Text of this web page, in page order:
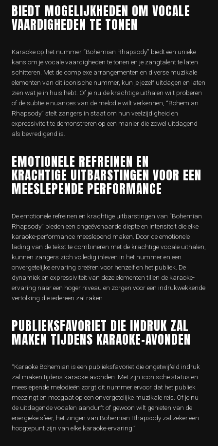
BIEDT MOGELIJKHEDEN OM VOCALE
VAARDIGHEDEN TE TONEN
Karaoke op het nummer “Bohemian Rhapsody” biedt een unieke
kans om je vocale vaardigheden te tonen en je zangtalent te laten
schitteren. Met de complexe arrangementen en diverse muzikale
elementen van dit iconische nummer, kun je jezelf uitdagen en laten
zien wat je in huis hebt. Of je nu de krachtige uithalen wilt proberen
of de subtiele nuances van de melodie wilt verkennen, “Bohemian
Rhapsody” stelt zangers in staat om hun veelzijdigheid en
expressiviteit te demonstreren op een manier die zowel uitdagend
als bevredigend is.
EMOTIONELE REFREINEN EN
KRACHTIGE UITBARSTINGEN VOOR EEN
MEESLEPENDE PERFORMANCE
De emotionele refreinen en krachtige uitbarstingen van “Bohemian
Rhapsody” bieden een ongeëvenaarde diepte en intensiteit die elke
karaoke-performance meeslepend maken. Door de emotionele
lading van de tekst te combineren met de krachtige vocale uithalen,
kunnen zangers zich volledig inleven in het nummer en een
onvergetelijke ervaring creëren voor henzelf en het publiek. De
dynamiek en expressiviteit van deze elementen tillen de karaoke-
ervaring naar een hoger niveau en zorgen voor een indrukwekkende
vertolking die iedereen zal raken.
PUBLIEKSFAVORIET DIE INDRUK ZAL
MAKEN TIJDENS KARAOKE-AVONDEN
“Karaoke Bohemian is een publieksfavoriet die ongetwijfeld indruk
zal maken tijdens karaoke-avonden. Met zijn iconische status en
meeslepende melodieën zorgt dit nummer ervoor dat het publiek
meezingt en meegaat op een onvergetelijke muzikale reis. Of je nu
de uitdagende vocalen aandurft of gewoon wilt genieten van de
energieke sfeer, het zingen van Bohemian Rhapsody zal zeker een
hoogtepunt zijn van elke karaoke-ervaring.”